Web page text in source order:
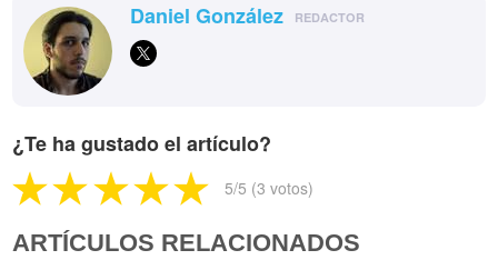
Daniel González REDACTOR
¿Te ha gustado el artículo?
5/5 (3 votos)
ARTÍCULOS RELACIONADOS